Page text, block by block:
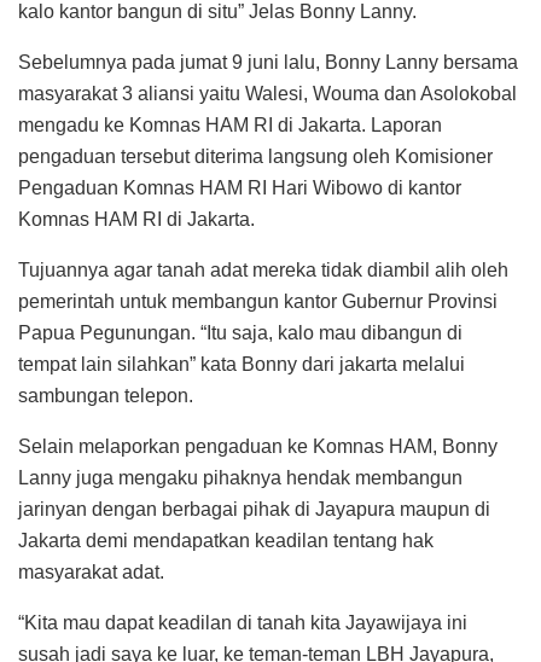
kalo kantor bangun di situ” Jelas Bonny Lanny.
Sebelumnya pada jumat 9 juni lalu, Bonny Lanny bersama
masyarakat 3 aliansi yaitu Walesi, Wouma dan Asolokobal
mengadu ke Komnas HAM RI di Jakarta. Laporan
pengaduan tersebut diterima langsung oleh Komisioner
Pengaduan Komnas HAM RI Hari Wibowo di kantor
Komnas HAM RI di Jakarta.
Tujuannya agar tanah adat mereka tidak diambil alih oleh
pemerintah untuk membangun kantor Gubernur Provinsi
Papua Pegunungan. “Itu saja, kalo mau dibangun di
tempat lain silahkan” kata Bonny dari jakarta melalui
sambungan telepon.
Selain melaporkan pengaduan ke Komnas HAM, Bonny
Lanny juga mengaku pihaknya hendak membangun
jarinyan dengan berbagai pihak di Jayapura maupun di
Jakarta demi mendapatkan keadilan tentang hak
masyarakat adat.
“Kita mau dapat keadilan di tanah kita Jayawijaya ini
susah jadi saya ke luar, ke teman-teman LBH Jayapura,